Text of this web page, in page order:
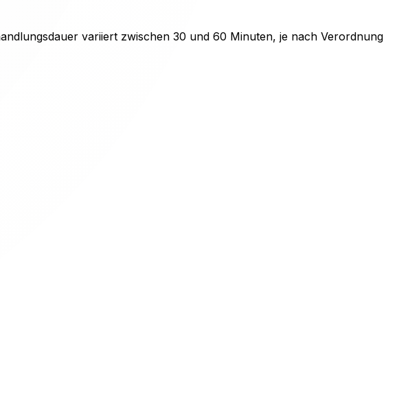
variiert zwischen 30 und 60 Minuten, je nach Verordnung